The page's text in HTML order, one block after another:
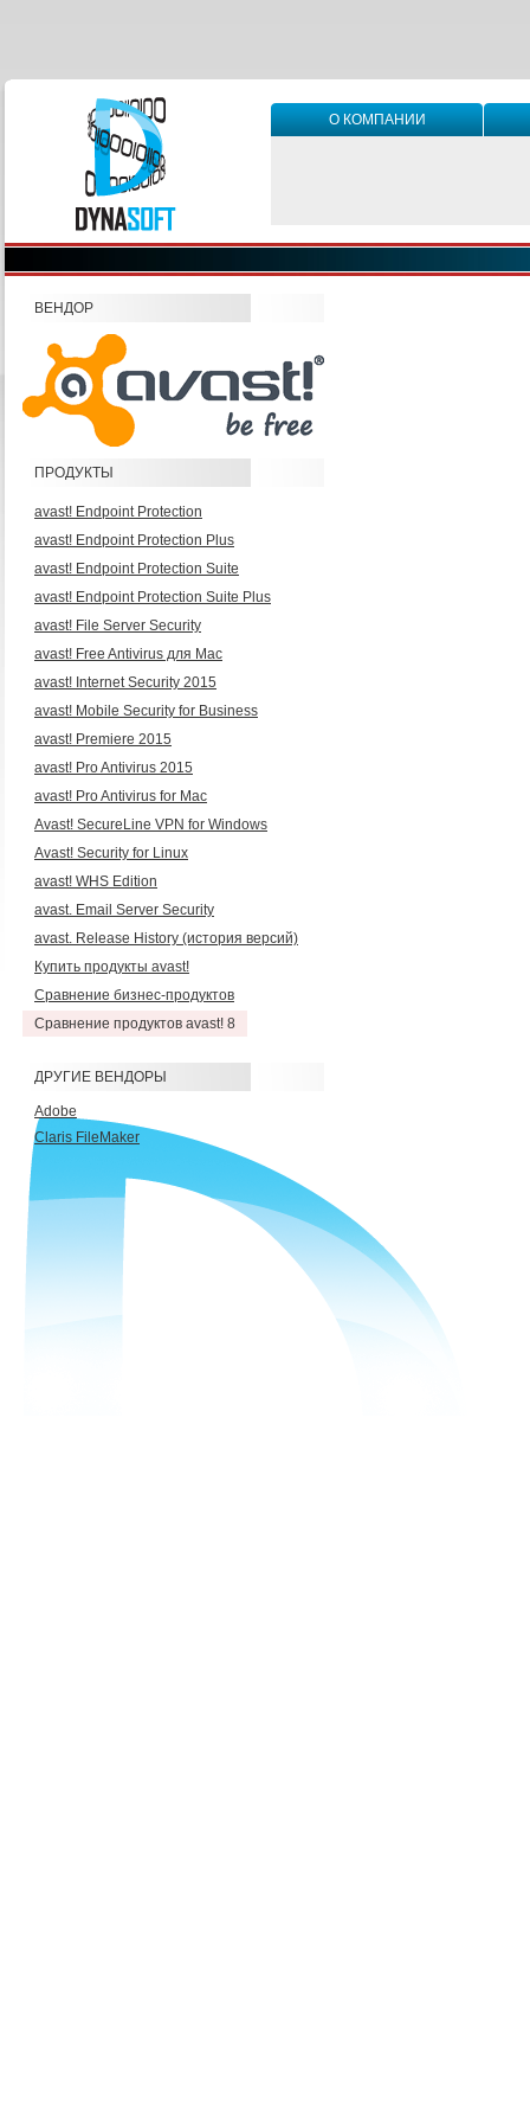
О КОМПАНИИ
ВЕНДОР
ПРОДУКТЫ
avast! Endpoint Protection
avast! Endpoint Protection Plus
avast! Endpoint Protection Suite
avast! Endpoint Protection Suite Plus
avast! File Server Security
avast! Free Antivirus для Mac
avast! Internet Security 2015
avast! Mobile Security for Business
avast! Premiere 2015
avast! Pro Antivirus 2015
avast! Pro Antivirus for Mac
Avast! SecureLine VPN for Windows
Avast! Security for Linux
avast! WHS Edition
avast. Email Server Security
avast. Release History (история версий)
Купить продукты avast!
Сравнение бизнес-продуктов
Сравнение продуктов avast! 8
ДРУГИЕ ВЕНДОРЫ
Adobe
Claris FileMaker